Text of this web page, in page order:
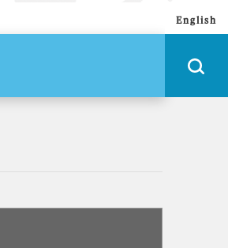
English